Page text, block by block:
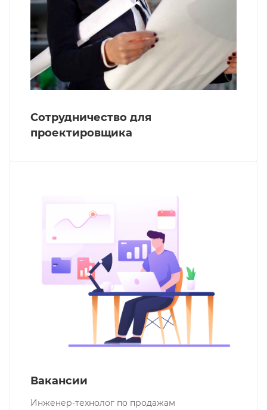
Сотрудничество для
проектировщика
Вакансии
Инженер-технолог по продажам